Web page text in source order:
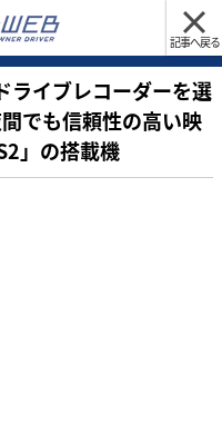
記事へ戻る
イブレコーダーを選
でも信頼性の高い映
」の搭載機